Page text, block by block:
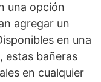
una opción
agregar un
en una
estas bañeras
en cualquier